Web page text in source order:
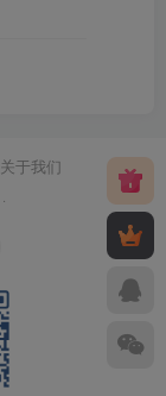
关于我们
·